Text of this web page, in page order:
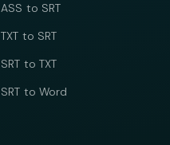
ASS to SRT
TXT to SRT
SRT to TXT
SRT to Word